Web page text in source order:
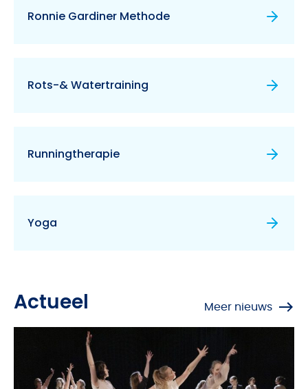
Ronnie Gardiner Methode
Rots-& Watertraining
Runningtherapie
Yoga
Actueel Meer nieuws